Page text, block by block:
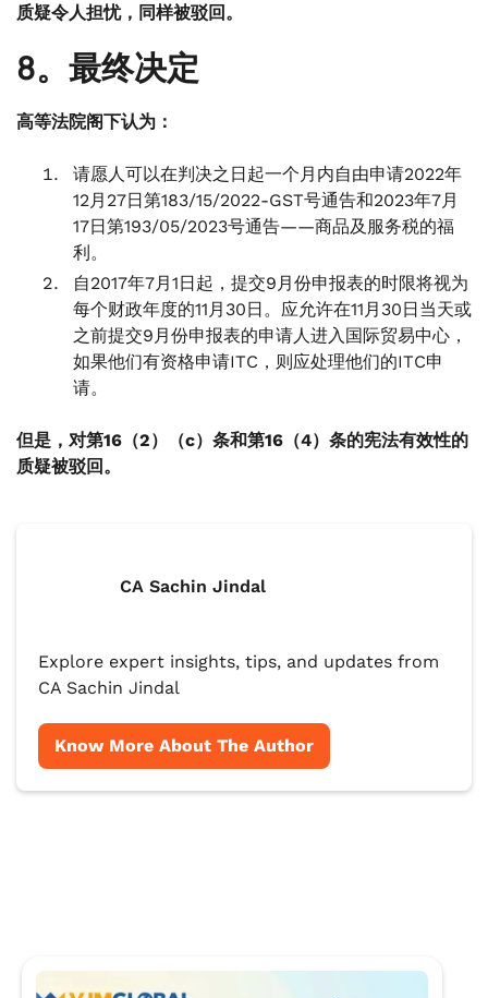
质疑令人担忧，同样被驳回。
8。最终决定
高等法院阁下认为：
请愿人可以在判决之日起一个月内自由申请2022年
12月27日第183/15/2022-GST号通告和2023年7月
17日第193/05/2023号通告——商品及服务税的福
利。
自2017年7月1日起，提交9月份申报表的时限将视为
每个财政年度的11月30日。应允许在11月30日当天或
之前提交9月份申报表的申请人进入国际贸易中心，
如果他们有资格申请ITC，则应处理他们的ITC申
请。
但是，对第16（2）（c）条和第16（4）条的宪法有效性的
质疑被驳回。
CA Sachin Jindal
Explore expert insights, tips, and updates from
CA Sachin Jindal
Know More About The Author